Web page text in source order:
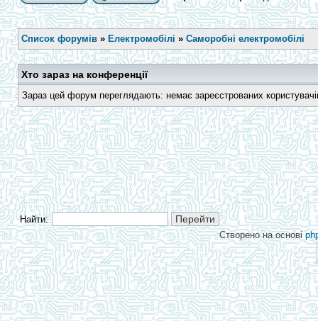
Список форумів » Електромобілі » Саморобні електромобілі
Хто зараз на конференції
Зараз цей форум переглядають: немає зареєстрованих
Найти:
Створено на основі